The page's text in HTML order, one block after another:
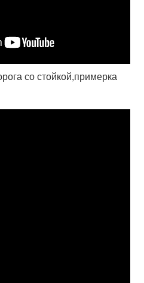
со стойкой,примерка